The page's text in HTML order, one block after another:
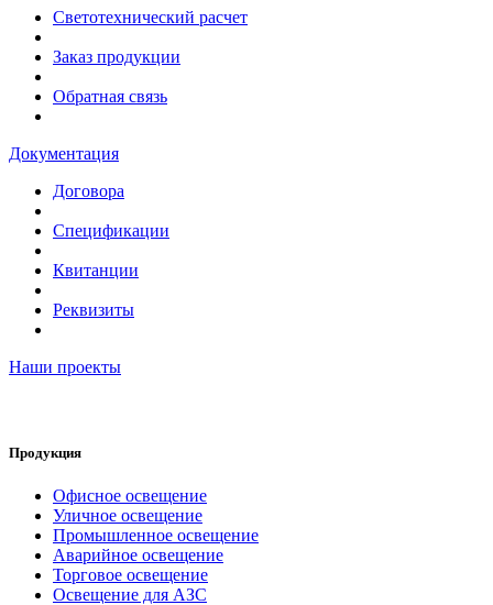
Светотехнический расчет
Заказ продукции
Обратная связь
Документация
Договора
Спецификации
Квитанции
Реквизиты
Наши проекты
Продукция
Офисное освещение
Уличное освещение
Промышленное освещение
Аварийное освещение
Торговое освещение
Освещение для АЗС